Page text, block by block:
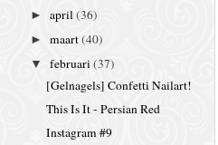
►april(36)
►maart(40)
▼februari(37)
[Gelnagels] Confetti Nailart!
This Is It - Persian Red
Instagram #9